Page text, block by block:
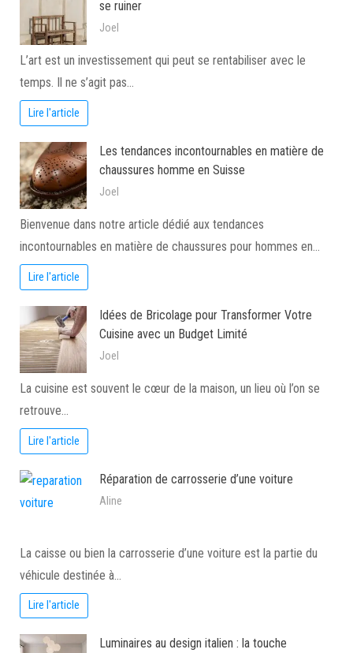
se ruiner
Joel
L’art est un investissement qui peut se rentabiliser avec le
temps. Il ne s’agit pas…
Lire l'article
Les tendances incontournables en matière de
chaussures homme en Suisse
Joel
Bienvenue dans notre article dédié aux tendances
incontournables en matière de chaussures pour hommes en…
Lire l'article
Idées de Bricolage pour Transformer Votre
Cuisine avec un Budget Limité
Joel
La cuisine est souvent le cœur de la maison, un lieu où l’on se
retrouve…
Lire l'article
Réparation de carrosserie d’une voiture
Aline
La caisse ou bien la carrosserie d’une voiture est la partie du
véhicule destinée à…
Lire l'article
Luminaires au design italien : la touche